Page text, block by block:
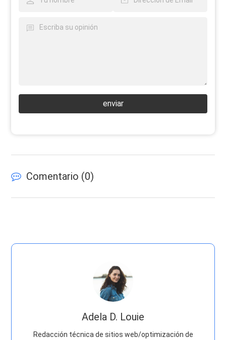
enviar
Comentario (0)
Adela D. Louie
Redacción técnica de sitios web/optimización de